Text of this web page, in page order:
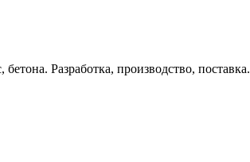
Разработка, производство, поставка.